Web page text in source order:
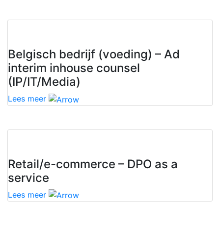
Belgisch bedrijf (voeding) – Ad
interim inhouse counsel
(IP/IT/Media)
Lees meer
Retail/e-commerce – DPO as a
service
Lees meer